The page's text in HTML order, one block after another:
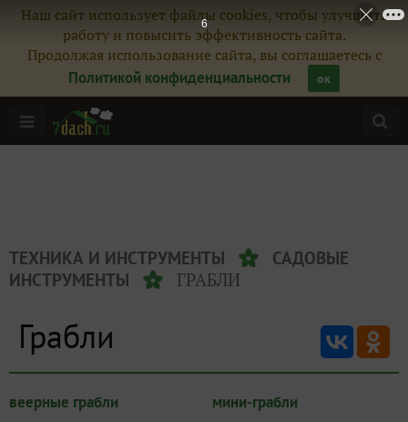
Наш сайт использует файлы cookies, чтобы улучшить
работу и повысить эффективность сайта.
Продолжая использование сайта, вы соглашаетесь с
Политикой конфиденциальности
ок
ТЕХНИКА И ИНСТРУМЕНТЫ
САДОВЫЕ
ИНСТРУМЕНТЫ
ГРАБЛИ
Грабли
веерные грабли мини-грабли
5